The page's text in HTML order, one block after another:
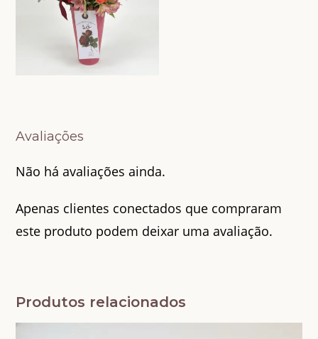
Avaliações
Não há avaliações ainda.
Apenas clientes conectados que compraram
este produto podem deixar uma avaliação.
Produtos relacionados